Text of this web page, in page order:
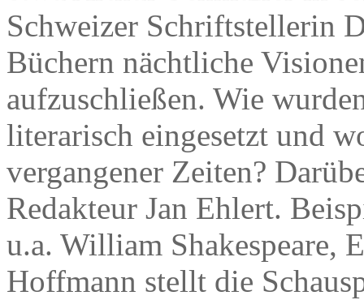
Schweizer Schriftstellerin
Büchern nächtliche
aufzuschließen. Wie
literarisch eingesetzt und
vergangener Zeiten?
Redakteur Jan Ehlert.
u.a. William Shakespeare,
Hoffmann stellt die